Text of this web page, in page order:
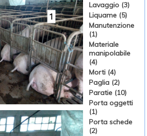
Lavaggio (3)
Liquame (5)
Manutenzione
(1)
Materiale
manipolabile
(4)
Morti (4)
Paglia (2)
Paratie (10)
Porta oggetti
(1)
Porta schede
(2)